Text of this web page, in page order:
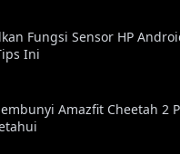
Fungsi Sensor HP
Ini
Amazfit Cheetah 2